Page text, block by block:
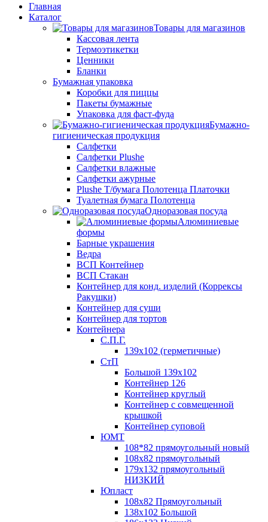
Главная
Каталог
Товары для магазинов
Кассовая лента
Термоэтикетки
Ценники
Бланки
Бумажная упаковка
Коробки для пиццы
Пакеты бумажные
Упаковка для фаст-фуда
Бумажно-
гигиеническая продукция
Салфетки
Салфетки Plushe
Салфетки влажные
Салфетки ажурные
Plushe Т/бумага Полотенца Платочки
Туалетная бумага Полотенца
Одноразовая посуда
Алюминиевые
формы
Барные украшения
Ведра
ВСП Контейнер
ВСП Стакан
Контейнер для конд. изделий (Коррексы
Ракушки)
Контейнер для суши
Контейнер для тортов
Контейнера
С.П.Г.
139х102 (герметичные)
СтП
Большой 139х102
Контейнер 126
Контейнер круглый
Контейнер с совмещенной
крышкой
Контейнер суповой
ЮМТ
108*82 прямоугольный новый
108х82 прямоугольный
179х132 прямоугольный
НИЗКИЙ
Юпласт
108х82 Прямоугольный
138х102 Большой